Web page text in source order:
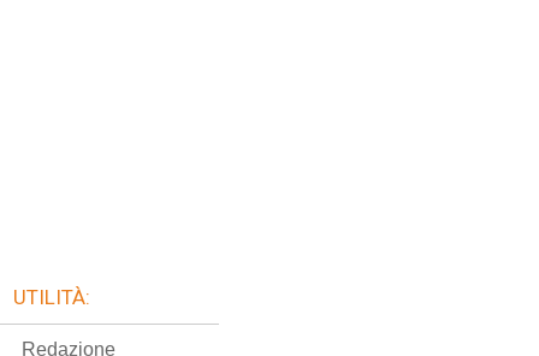
UTILITÀ:
Redazione